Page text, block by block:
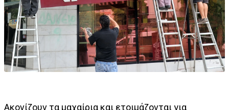
Ακονίζουν τα μαχαίρια και ετοιμάζονται για